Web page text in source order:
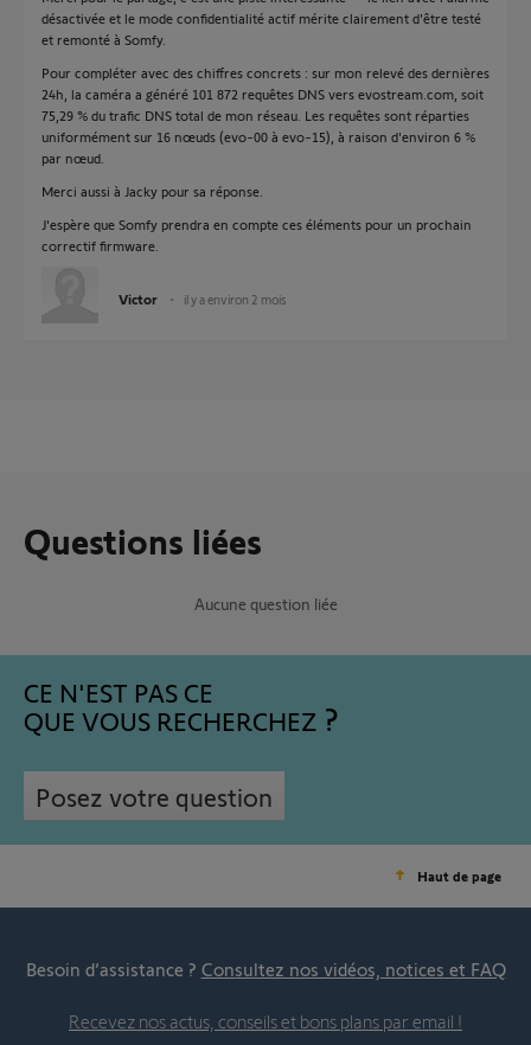
désactivée et le mode confidentialité actif mérite clairement d'être testé
et remonté à Somfy.
Pour compléter avec des chiffres concrets : sur mon relevé des dernières
24h, la caméra a généré 101 872 requêtes DNS vers evostream.com, soit
75,29 % du trafic DNS total de mon réseau. Les requêtes sont réparties
uniformément sur 16 nœuds (evo-00 à evo-15), à raison d'environ 6 %
par nœud.
Merci aussi à Jacky pour sa réponse.
J'espère que Somfy prendra en compte ces éléments pour un prochain
correctif firmware.
Victor il y a environ 2 mois
Questions liées
Aucune question liée
CE N'EST PAS CE
QUE VOUS RECHERCHEZ
Posez votre question
Haut de page
Besoin d’assistance ? Consultez nos vidéos, notices et FAQ
Recevez nos actus, conseils et bons plans par email !